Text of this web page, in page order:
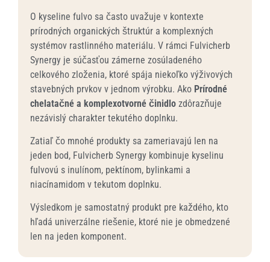
O kyseline fulvo sa často uvažuje v kontexte
prírodných organických štruktúr a komplexných
systémov rastlinného materiálu. V rámci Fulvicherb
Synergy je súčasťou zámerne zosúladeného
celkového zloženia, ktoré spája niekoľko výživových
stavebných prvkov v jednom výrobku. Ako Prírodné
chelatačné a komplexotvorné činidlo zdôrazňuje
nezávislý charakter tekutého doplnku.
Zatiaľ čo mnohé produkty sa zameriavajú len na
jeden bod, Fulvicherb Synergy kombinuje kyselinu
fulvovú s inulínom, pektínom, bylinkami a
niacínamidom v tekutom doplnku.
Výsledkom je samostatný produkt pre každého, kto
hľadá univerzálne riešenie, ktoré nie je obmedzené
len na jeden komponent.